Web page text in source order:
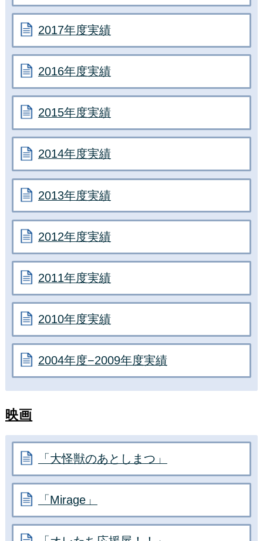
2017年度実績
2016年度実績
2015年度実績
2014年度実績
2013年度実績
2012年度実績
2011年度実績
2010年度実績
2004年度−2009年度実績
映画
「大怪獣のあとしまつ」
「Mirage」